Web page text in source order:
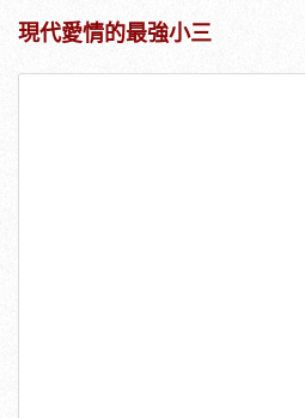
現代愛情的最強小三